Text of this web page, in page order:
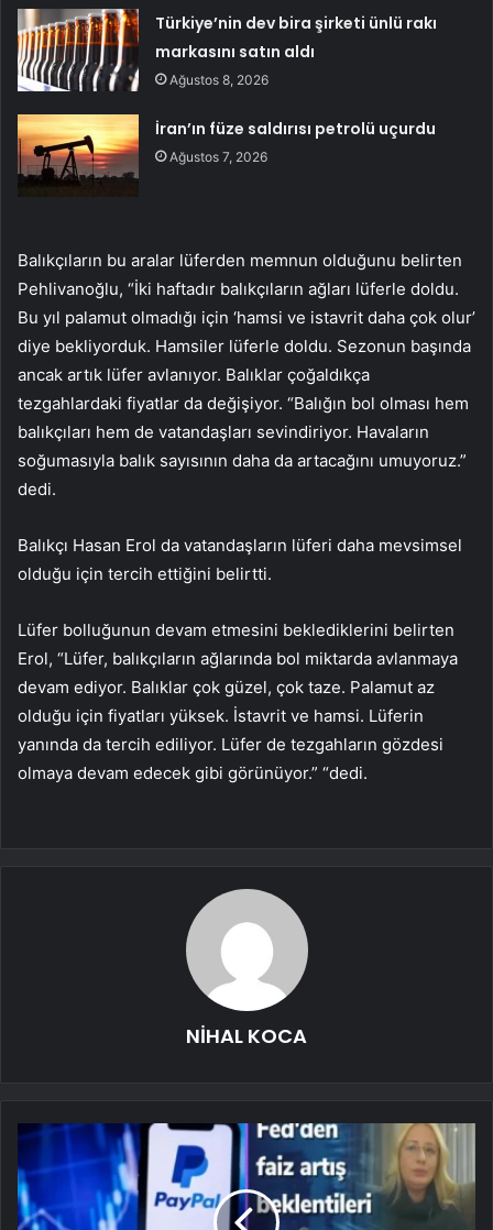
Türkiye’nin dev bira şirketi ünlü rakı
markasını satın aldı
Ağustos 8, 2026
İran’ın füze saldırısı petrolü uçurdu
Ağustos 7, 2026
Balıkçıların bu aralar lüferden memnun olduğunu belirten
Pehlivanoğlu, “İki haftadır balıkçıların ağları lüferle doldu.
Bu yıl palamut olmadığı için ‘hamsi ve istavrit daha çok olur’
diye bekliyorduk. Hamsiler lüferle doldu. Sezonun başında
ancak artık lüfer avlanıyor. Balıklar çoğaldıkça
tezgahlardaki fiyatlar da değişiyor. “Balığın bol olması hem
balıkçıları hem de vatandaşları sevindiriyor. Havaların
soğumasıyla balık sayısının daha da artacağını umuyoruz.”
dedi.
Balıkçı Hasan Erol da vatandaşların lüferi daha mevsimsel
olduğu için tercih ettiğini belirtti.
Lüfer bolluğunun devam etmesini beklediklerini belirten
Erol, “Lüfer, balıkçıların ağlarında bol miktarda avlanmaya
devam ediyor. Balıklar çok güzel, çok taze. Palamut az
olduğu için fiyatları yüksek. İstavrit ve hamsi. Lüferin
yanında da tercih ediliyor. Lüfer de tezgahların gözdesi
olmaya devam edecek gibi görünüyor.” “dedi.
NİHAL KOCA